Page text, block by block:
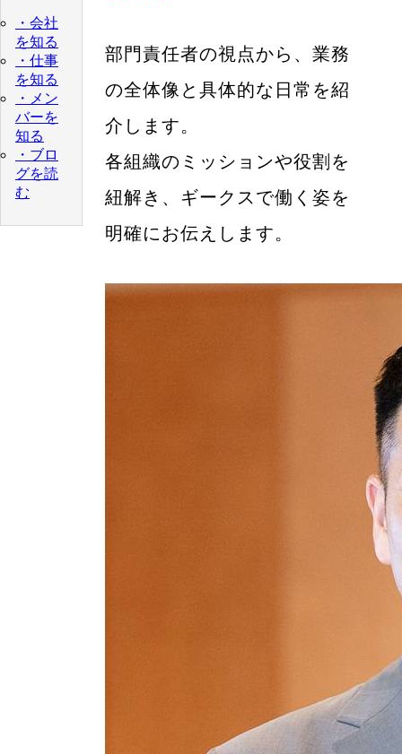
・会社
を知る
・仕事
を知る
・メン
バーを
知る
・ブロ
グを読
む
部門責任者の視点から、業務
の全体像と具体的な日常を紹
介します。
各組織のミッションや役割を
紐解き、ギークスで働く姿を
明確にお伝えします。